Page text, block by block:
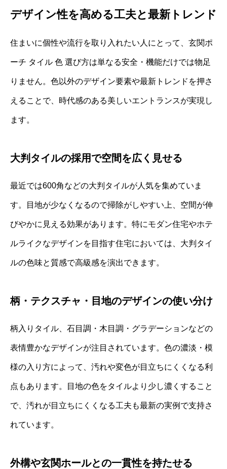
デザイン性を高める工夫と最新トレンド
住まいに個性や流行を取り入れたい人にとって、玄関ポ
ーチ タイル 色 選び方は単なる安全・機能だけでは物足
りません。色以外のデザイン要素や最新トレンドを押さ
えることで、時代感のある美しいエントランスが実現し
ます。
大判タイルの採用で空間を広く見せる
最近では600角などの大判タイルが人気を集めていま
す。目地が少なくなるので掃除がしやすい上、空間が伸
びやかに見える効果があります。特にモダン住宅やホテ
ルライクなデザインを目指す住宅においては、大判タイ
ルの色味と質感で高級感を演出できます。
柄・テクスチャ・目地のデザインの使い分け
柄入りタイル、石目調・木目調・グラデーションなどの
表情豊かなデザインが注目されています。色の濃淡・模
様の入り方によって、汚れや変色が目立ちにくくなる利
点もあります。目地の色をタイルより少し濃くすること
で、汚れが目立ちにくくなる工夫も最新の実例で支持さ
れています。
外構や玄関ホールとの一貫性を持たせる